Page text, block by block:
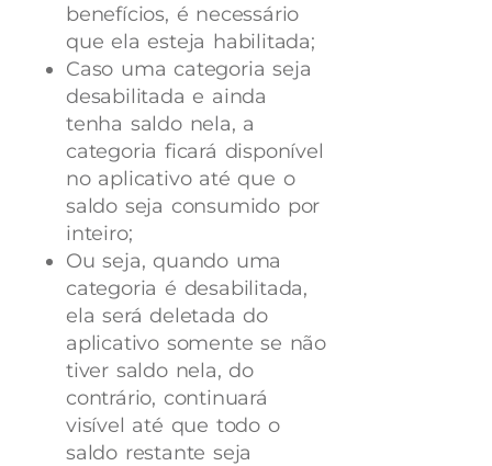
benefícios, é necessário
que ela esteja habilitada;
Caso uma categoria seja
desabilitada e ainda
tenha saldo nela, a
categoria ficará disponível
no aplicativo até que o
saldo seja consumido por
inteiro;
Ou seja, quando uma
categoria é desabilitada,
ela será deletada do
aplicativo somente se não
tiver saldo nela, do
contrário, continuará
visível até que todo o
saldo restante seja